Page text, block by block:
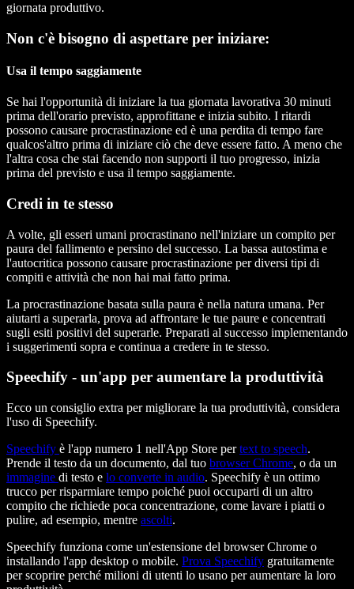
giornata produttivo.
Non c'è bisogno di aspettare per iniziare:
Usa il tempo saggiamente
Se hai l'opportunità di iniziare la tua giornata lavorativa 30 minuti
prima dell'orario previsto, approfittane e inizia subito. I ritardi
possono causare procrastinazione ed è una perdita di tempo fare
qualcos'altro prima di iniziare ciò che deve essere fatto. A meno che
l'altra cosa che stai facendo non supporti il tuo progresso, inizia
prima del previsto e usa il tempo saggiamente.
Credi in te stesso
A volte, gli esseri umani procrastinano nell'iniziare un compito per
paura del fallimento e persino del successo. La bassa autostima e
l'autocritica possono causare procrastinazione per diversi tipi di
compiti e attività che non hai mai fatto prima.
La procrastinazione basata sulla paura è nella natura umana. Per
aiutarti a superarla, prova ad affrontare le tue paure e concentrati
sugli esiti positivi del superarle. Preparati al successo implementando
i suggerimenti sopra e continua a credere in te stesso.
Speechify - un'app per aumentare la produttività
Ecco un consiglio extra per migliorare la tua produttività, considera
l'uso di Speechify.
Speechify è l'app numero 1 nell'App Store pertext to speech.
Prende il testo da un documento, dal tuo browser Chrome, o da un
immagine di testo e lo converte in audio. Speechify è un ottimo
trucco per risparmiare tempo poiché puoi occuparti di un altro
compito che richiede poca concentrazione, come lavare i piatti o
pulire, ad esempio, mentre ascolti.
Speechify funziona come un'estensione del browser Chrome o
installando l'app desktop o mobile. Prova Speechify gratuitamente
per scoprire perché milioni di utenti lo usano per aumentare la loro